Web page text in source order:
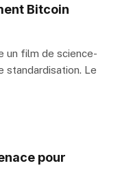
Bitcoin
un film de science-
standardisation. Le
pour